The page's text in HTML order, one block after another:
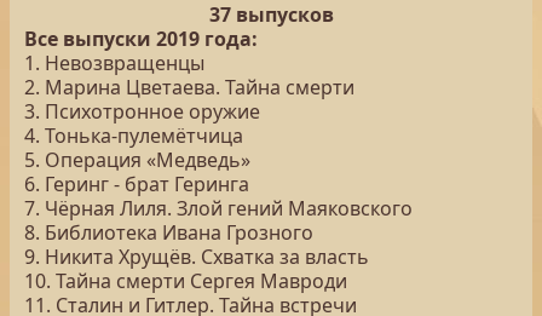
37 выпусков
Все выпуски 2019 года:
1. Невозвращенцы
2. Марина Цветаева. Тайна смерти
3. Психотронное оружие
4. Тонька-пулемётчица
5. Операция «Медведь»
6. Геринг - брат Геринга
7. Чёрная Лиля. Злой гений Маяковского
8. Библиотека Ивана Грозного
9. Никита Хрущёв. Схватка за власть
10. Тайна смерти Сергея Мавроди
11. Сталин и Гитлер. Тайна встречи